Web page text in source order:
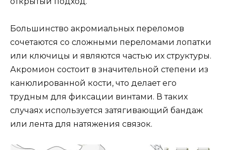
Большинство акромиальных переломов
сочетаются со сложными переломами лопатки
или ключицы и являются частью их структуры.
Акромион состоит в значительной степени из
канюлированной кости, что делает его
трудным для фиксации винтами. В таких
случаях используется затягивающий бандаж
или лента для натяжения связок.